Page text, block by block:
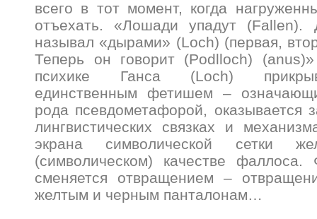
всего в тот момент, когда
отъехать. «Лошади упадут
называл «дырами» (Loch) (первая,
Теперь он говорит (Podlloch)
психике Ганса (Loch)
единственным фетишем –
рода псевдометафорой, оказывается
лингвистических связках и
экрана символической сетки
(символическом) качестве фаллоса.
сменяется отвращением –
желтым и черным панталонам…